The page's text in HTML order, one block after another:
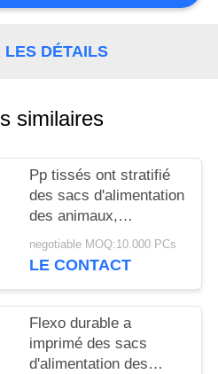
LES DÉTAILS
similaires
Pp tissés ont stratifié
des sacs d'alimentation
des animaux,
alimentations
réutilisées de chien
l'environnement
negotiable MOQ:10.000 PCs
LE CONTACT
Flexo durable a
imprimé des sacs
d'alimentation des